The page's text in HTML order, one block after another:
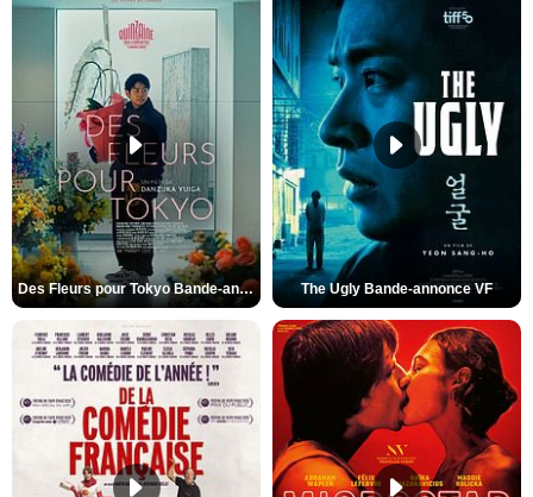
Des Fleurs pour Tokyo Bande-annonce VO STFR The Ugly Bande-annonce VF